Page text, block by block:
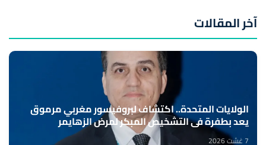
آخر المقالات
الولايات المتحدة.. اكتشاف لبروفيسور مغربي مرموق
يعد بطفرة في التشخيص المبكر لمرض الزهايمر
7 غشت 2026